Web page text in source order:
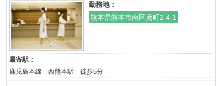
勤務地：
熊本県熊本市南区鳶町2-4-1
最寄駅：
鹿児島本線 西熊本駅 徒歩5分